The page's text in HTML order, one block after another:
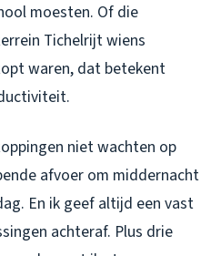
moesten. Of die
Tichelrijt wiens
waren, dat betekent
niet wachten op
afvoer om middernacht
En ik geef altijd een vast
achteraf. Plus drie